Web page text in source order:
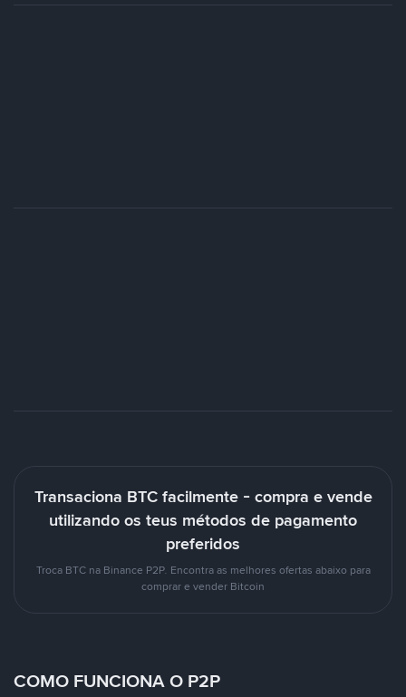
Transaciona BTC facilmente - compra e vende
utilizando os teus métodos de pagamento
preferidos
Troca BTC na Binance P2P. Encontra as melhores ofertas abaixo para
comprar e vender Bitcoin
COMO FUNCIONA O P2P